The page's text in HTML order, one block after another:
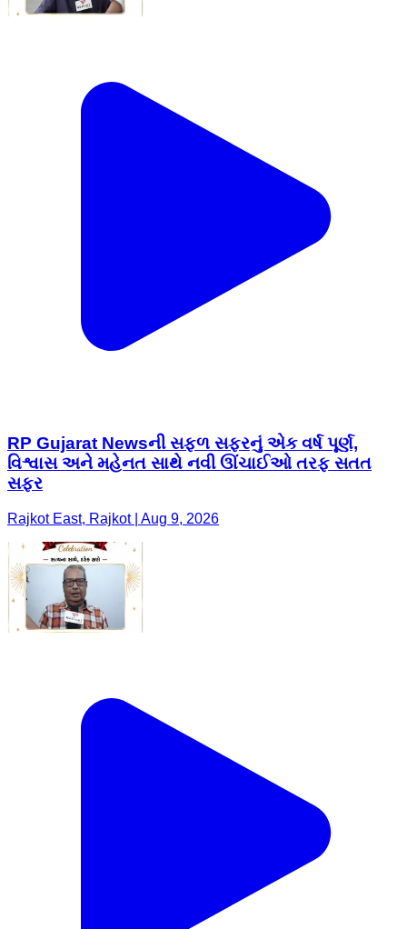
RP Gujarat Newsની સફળ સફરનું એક વર્ષ પૂર્ણ,
વિશ્વાસ અને મહેનત સાથે નવી ઊંચાઈઓ તરફ સતત
સફર
Rajkot East, Rajkot | Aug 9, 2026